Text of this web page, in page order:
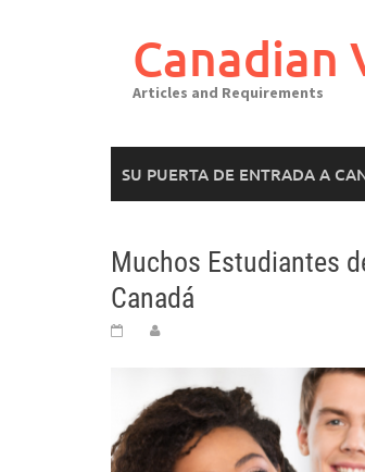
Canadian
Articles and Requirements
SU PUERTA DE ENTRADA A
Muchos Estudiantes
Canadá